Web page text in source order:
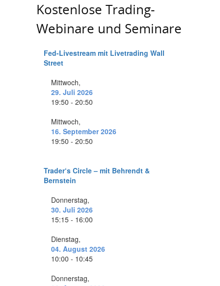
Kostenlose Trading-
Webinare und Seminare